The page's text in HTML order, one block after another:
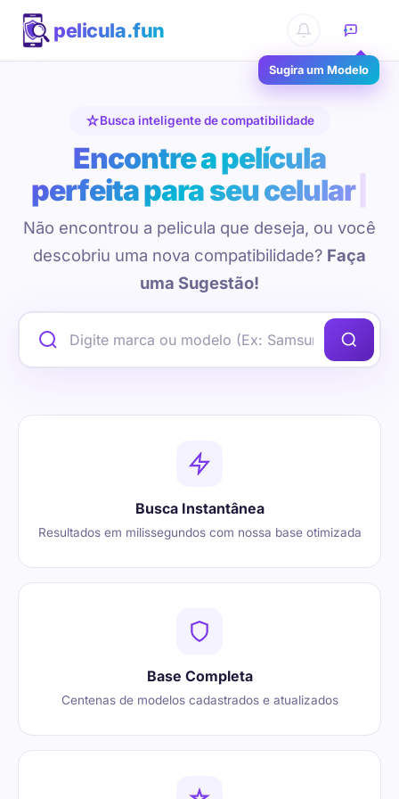
pelicula.fun
Sugira um Modelo
Busca inteligente de compatibilidade
Encontre a película
perfeita para seu celular
Não encontrou a pelicula que deseja, ou você
descobriu uma nova compatibilidade? Faça
uma Sugestão!
Busca Instantânea
Resultados em milissegundos com nossa base otimizada
Base Completa
Centenas de modelos cadastrados e atualizados